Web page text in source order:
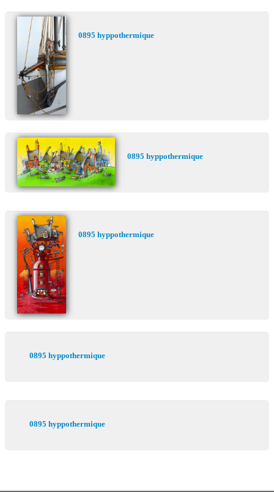
0895 hyppothermique
0895 hyppothermique
0895 hyppothermique
0895 hyppothermique
0895 hyppothermique